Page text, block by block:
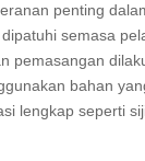
penting
semasa
pemasangan
bahan
lengkap seperti